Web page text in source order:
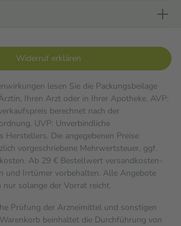
Widerruf erklären
lesen Sie die Packungsbeilage
Ihren Arzt oder in Ihrer Apotheke. AVP:
berechnet nach der
UVP: Unverbindliche
Herstellers. Die angegebenen Preise
vorgeschriebene Mehrwertsteuer, ggf.
Ab 29 € Bestell­wert versand­kosten­
und Irrtümer vorbehalten. Alle Angebote
nur solange der Vorrat reicht.
Prüfung der Arzneimittel und sonstigen
beinhaltet die Durchführung von